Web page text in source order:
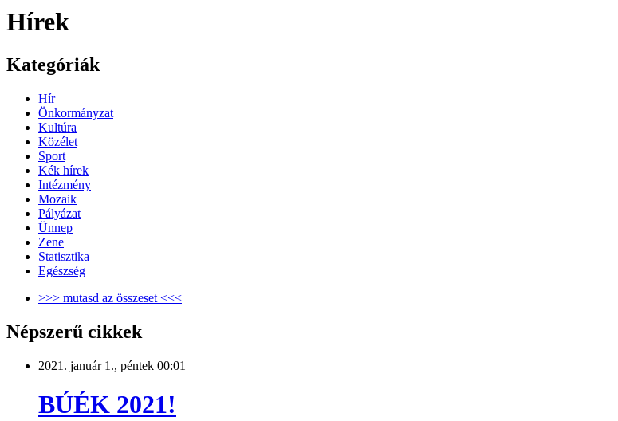
Hírek
Kategóriák
Hír
Önkormányzat
Kultúra
Közélet
Sport
Kék hírek
Intézmény
Mozaik
Pályázat
Ünnep
Zene
Statisztika
Egészség
>>> mutasd az összeset <<<
Népszerű cikkek
2021. január 1., péntek 00:01
BÚÉK 2021!